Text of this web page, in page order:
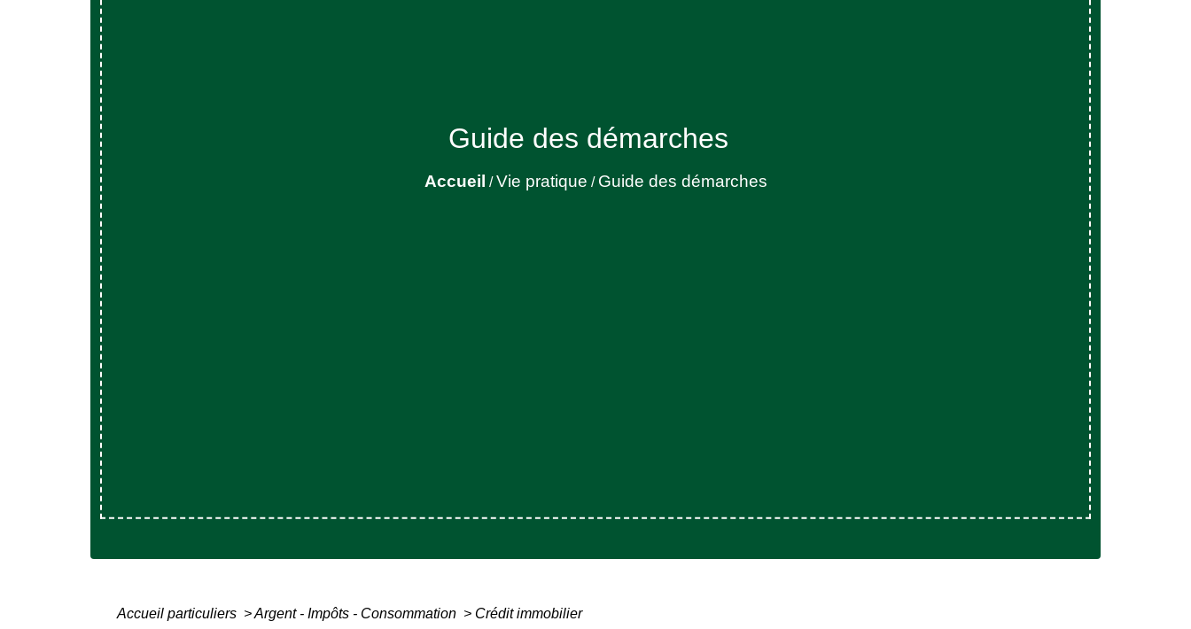
Guide des démarches
Accueil /Vie pratique / Guide des démarches
Accueil particuliers >Argent - Impôts - Consommation > Crédit immobilier